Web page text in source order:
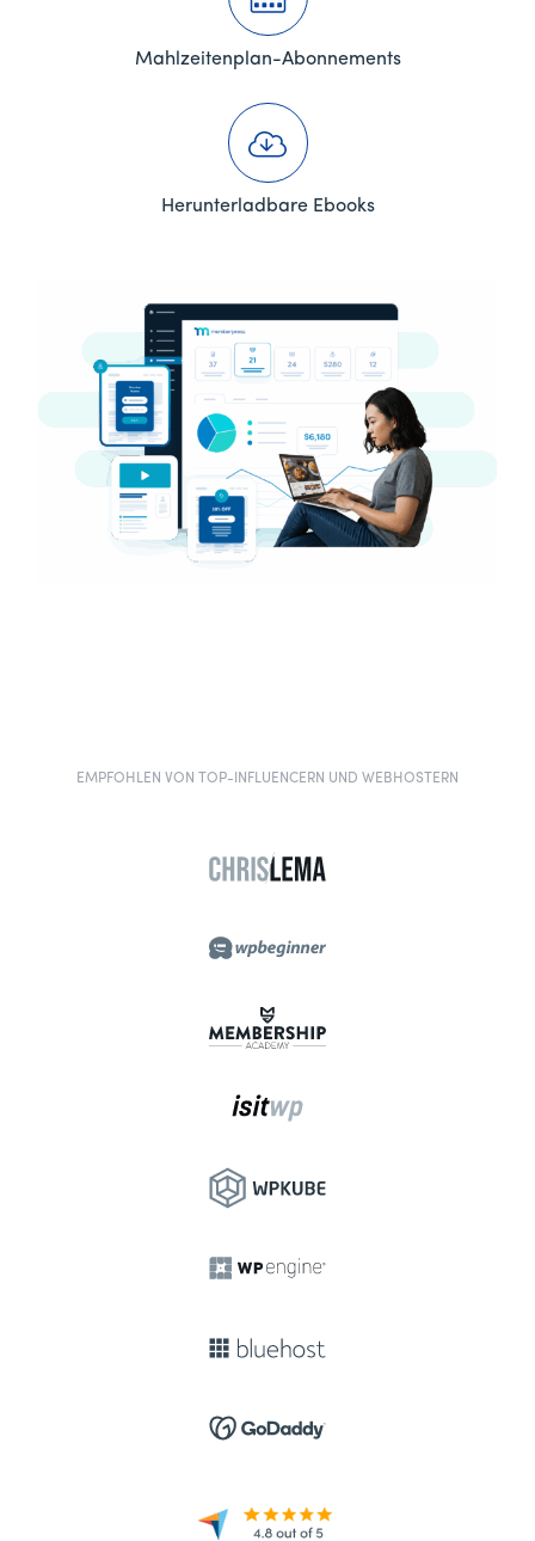
Mahlzeitenplan-Abonnements
Herunterladbare Ebooks
EMPFOHLEN VON TOP-INFLUENCERN UND WEBHOSTERN